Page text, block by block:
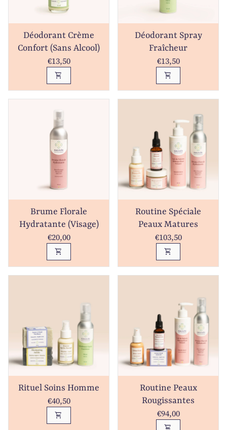
Déodorant Crème
Confort (sans Alcool)
Prix normal
€13,50
shopping_cart
Déodorant Spray
Fraîcheur
Prix normal
€13,50
shopping_cart
Brume Florale
Hydratante (Visage)
Prix normal
€20,00
shopping_cart
Routine Spéciale
Peaux Matures
Prix normal
€103,50
shopping_cart
Rituel Soins Homme
Prix normal
€40,50
shopping_cart
Routine Peaux
Rougissantes
Prix normal
€94,00